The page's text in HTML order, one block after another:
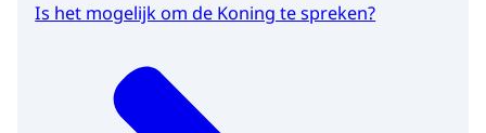
Is het mogelijk om de Koning te spreken?